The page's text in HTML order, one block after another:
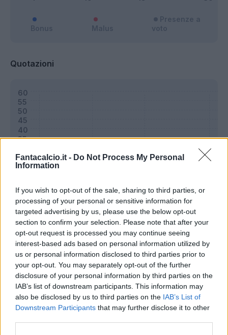
Fantacalcio.it - Do Not Process My Personal
Information
If you wish to opt-out of the sale, sharing to third parties, or
processing of your personal or sensitive information for
targeted advertising by us, please use the below opt-out
section to confirm your selection. Please note that after your
opt-out request is processed you may continue seeing
interest-based ads based on personal information utilized by
us or personal information disclosed to third parties prior to
your opt-out. You may separately opt-out of the further
disclosure of your personal information by third parties on the
IAB’s list of downstream participants. This information may
also be disclosed by us to third parties on the IAB’s List of
Downstream Participants that may further disclose it to other
Quotazioni
Classic Mantra
Riepilogo stagione
Titolare 17 - 58%